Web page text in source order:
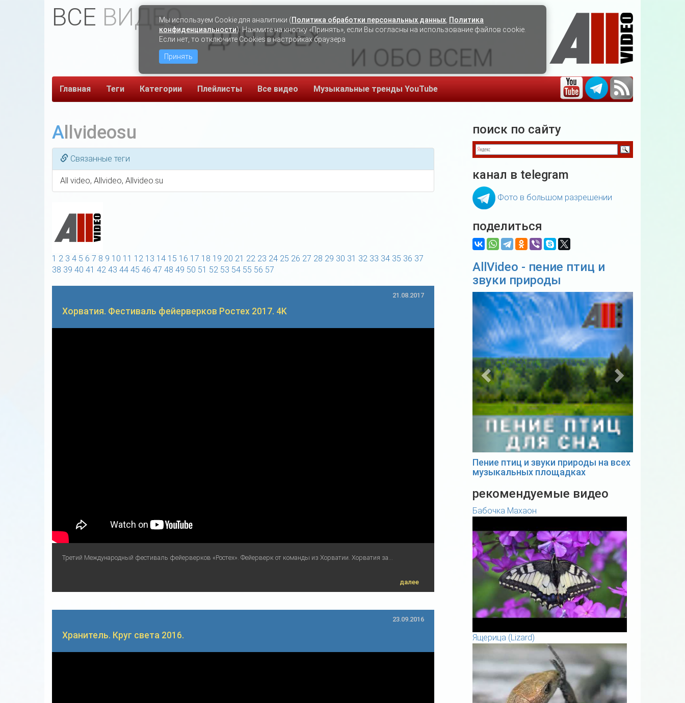
ВСЕ ВИДЕО
ДЛЯ ВСЕХ
И ОБО ВСЕМ
Главная Теги Категории Плейлисты Все видео Музыкальные тренды YouTube
Allvideosu
Связанные теги
All video, Allvideo, Allvideo.su
1 2 3 4 5 6 7 8 9 10 11 12 13 14 15 16 17 18 19 20 21 22 23 24 25 26 27 28 29 30 31 32 33 34 35 36 37
38 39 40 41 42 43 44 45 46 47 48 49 50 51 52 53 54 55 56 57
21.08.2017
Хорватия. Фестиваль фейерверков Ростех 2017. 4K
Третий Международный фестиваль фейерверков «Ростех». Фейерверк от команды из Хорватии. Хорватия за...
далее
23.09.2016
Хранитель. Круг света 2016.
поиск по сайту
канал в telegram
Фото в большом разрешении
поделиться
AllVideo - пение птиц и
звуки природы
Previous Next
Пение птиц и звуки природы на всех
музыкальных площадках
рекомендуемые видео
Бабочка Махаон
Ящерица (Lizard)
Мы используем Сookie для аналитики (Политика обработки персональных данных Политика
конфиденциальности). Нажмите на кнопку «Принять», если Вы согласны на использование файлов cookie.
Если нет, то отключите Cookies в настройках браузера
Принять